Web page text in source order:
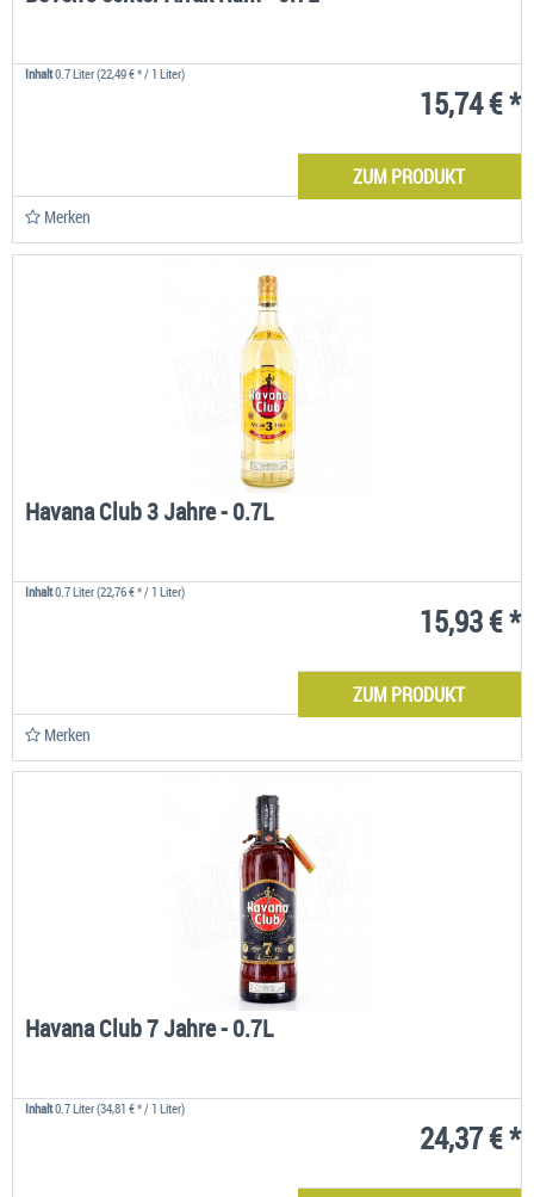
Inhalt0.7 Liter(22,49 € * / 1 Liter)
15,74 € *
ZUM PRODUKT
Merken
Havana Club 3 Jahre - 0.7L
Inhalt0.7 Liter(22,76 € * / 1 Liter)
15,93 € *
ZUM PRODUKT
Merken
Havana Club 7 Jahre - 0.7L
Inhalt0.7 Liter(34,81 € * / 1 Liter)
24,37 € *